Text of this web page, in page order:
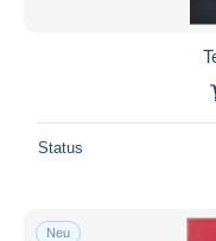
Wohnsitz des
Status
Neu